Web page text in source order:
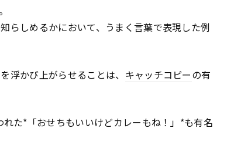
らしめるかにおいて、うまく言葉で表現した例
浮かび上がらせることは、 キャッチコピーの有
た*「おせちもいいけどカレーもね！」*も有名